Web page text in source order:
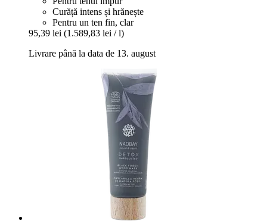
Curăță intens și hrănește
Pentru un ten fin, clar
95,39 lei (1.589,83 lei / l)
Livrare până la data de 13. august